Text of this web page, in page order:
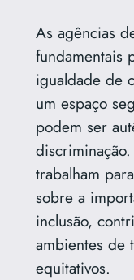
As agências
fundamentais
igualdade de
um espaço
podem ser
trabalham
sobre a
inclusão,
ambientes de
equitativos.